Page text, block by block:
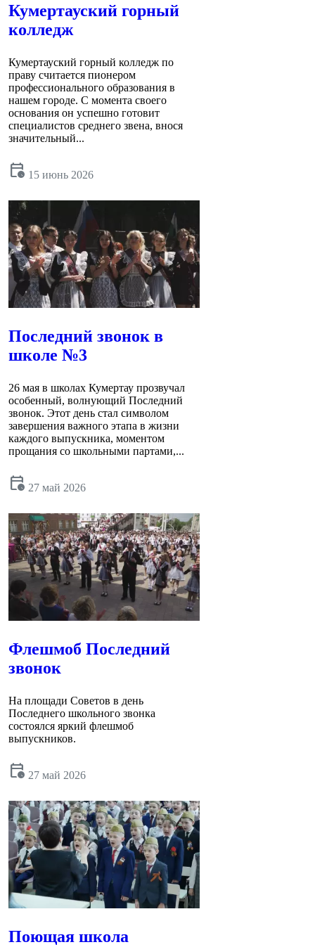
Кумертауский горный
колледж
Кумертауский горный колледж по
праву считается пионером
профессионального образования в
нашем городе. С момента своего
основания он успешно готовит
специалистов среднего звена, внося
значительный...
calendar_clock 15 июнь 2026
Последний звонок в
школе №3
26 мая в школах Кумертау прозвучал
особенный, волнующий Последний
звонок. Этот день стал символом
завершения важного этапа в жизни
каждого выпускника, моментом
прощания со школьными партами,...
calendar_clock 27 май 2026
Флешмоб Последний
звонок
На площади Советов в день
Последнего школьного звонка
состоялся яркий флешмоб
выпускников.
calendar_clock 27 май 2026
Поющая школа